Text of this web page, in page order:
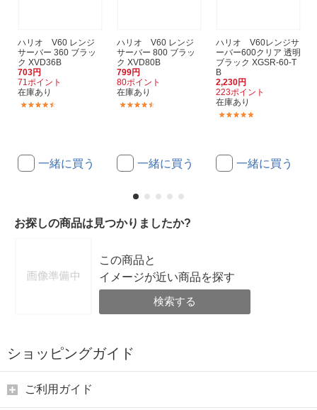
ハリオ V60 レンジ
サーバー 360 ブラッ
ク XVD36B
703円
71ポイント
在庫あり
一緒に買う
ハリオ V60 レンジ
サーバー 800 ブラッ
ク XVD80B
799円
80ポイント
在庫あり
一緒に買う
ハリオ V60レンジサ
ーバー600クリア 透明
ブラック XGSR-60-T
B
2,230円
223ポイント
在庫あり
一緒に買う
お探しの商品は見つかりましたか?
この商品と
イメージが近い商品を探す
検索する
ショッピングガイド
ご利用ガイド